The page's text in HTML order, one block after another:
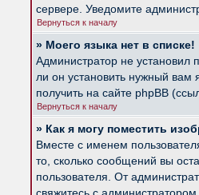
сервере. Уведомите
Вернуться к началу
» Моего языка нет в списке!
Администратор не установил
ли он установить нужный вам
получить на сайте phpBB
Вернуться к началу
» Как я могу поместить
Вместе с именем
то, сколько сообщений вы
пользователя. От